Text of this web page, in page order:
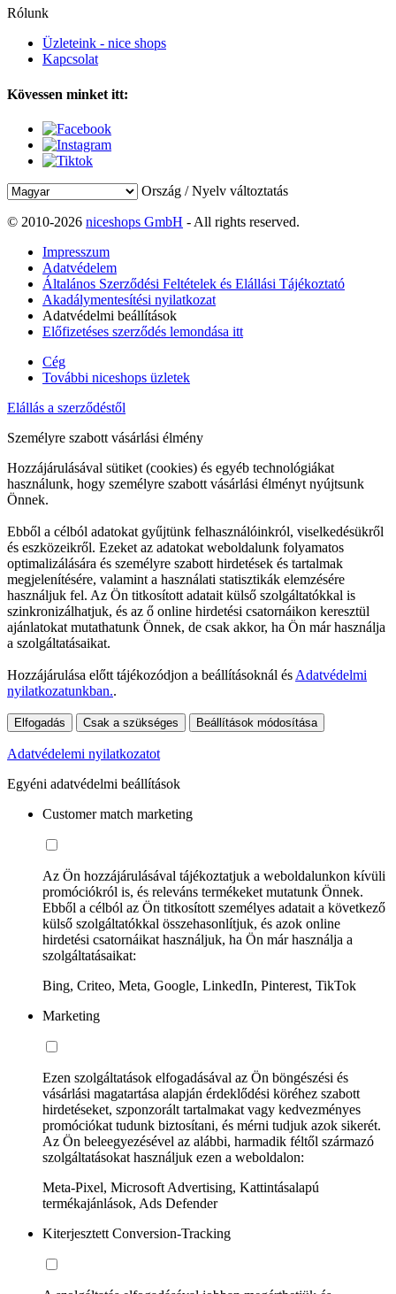
Rólunk
Üzleteink - nice shops
Kapcsolat
Kövessen minket itt:
Ország / Nyelv változtatás
© 2010-2026 niceshops GmbH - All rights reserved.
Impresszum
Adatvédelem
Általános Szerződési Feltételek és Elállási Tájékoztató
Akadálymentesítési nyilatkozat
Adatvédelmi beállítások
Előfizetéses szerződés lemondása itt
Cég
További niceshops üzletek
Elállás a szerződéstől
Személyre szabott vásárlási élmény
Hozzájárulásával sütiket (cookies) és egyéb technológiákat
használunk, hogy személyre szabott vásárlási élményt nyújtsunk
Önnek.
Ebből a célból adatokat gyűjtünk felhasználóinkról, viselkedésükről
és eszközeikről. Ezeket az adatokat weboldalunk folyamatos
optimalizálására és személyre szabott hirdetések és tartalmak
megjelenítésére, valamint a használati statisztikák elemzésére
használjuk fel. Az Ön titkosított adatait külső szolgáltatókkal is
szinkronizálhatjuk, és az ő online hirdetési csatornáikon keresztül
ajánlatokat mutathatunk Önnek, de csak akkor, ha Ön már használja
a szolgáltatásaikat.
Hozzájárulása előtt tájékozódjon a beállításoknál és Adatvédelmi
nyilatkozatunkban..
Elfogadás Csak a szükséges Beállítások módosítása
Adatvédelemi nyilatkozatot
Egyéni adatvédelmi beállítások
Customer match marketing
Az Ön hozzájárulásával tájékoztatjuk a weboldalunkon kívüli
promóciókról is, és releváns termékeket mutatunk Önnek.
Ebből a célból az Ön titkosított személyes adatait a következő
külső szolgáltatókkal összehasonlítjuk, és azok online
hirdetési csatornáikat használjuk, ha Ön már használja a
szolgáltatásaikat:
Bing, Criteo, Meta, Google, LinkedIn, Pinterest, TikTok
Marketing
Ezen szolgáltatások elfogadásával az Ön böngészési és
vásárlási magatartása alapján érdeklődési köréhez szabott
hirdetéseket, szponzorált tartalmakat vagy kedvezményes
promóciókat tudunk biztosítani, és mérni tudjuk azok sikerét.
Az Ön beleegyezésével az alábbi, harmadik féltől származó
szolgáltatásokat használjuk ezen a weboldalon:
Meta-Pixel, Microsoft Advertising, Kattintásalapú
termékajánlások, Ads Defender
Kiterjesztett Conversion-Tracking